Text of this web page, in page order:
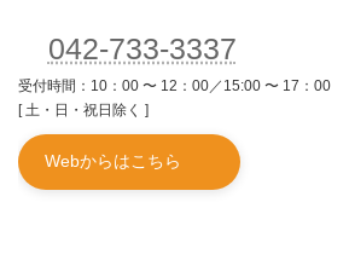
042-733-3337
受付時間：10：00 〜 12：00／15:00 〜 17：00
[ 土・日・祝日除く ]
Webからはこちら